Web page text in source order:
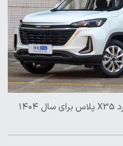
شرایط پیش‌فروش تیگارد X35 پلاس برای سال ۱۴۰۴